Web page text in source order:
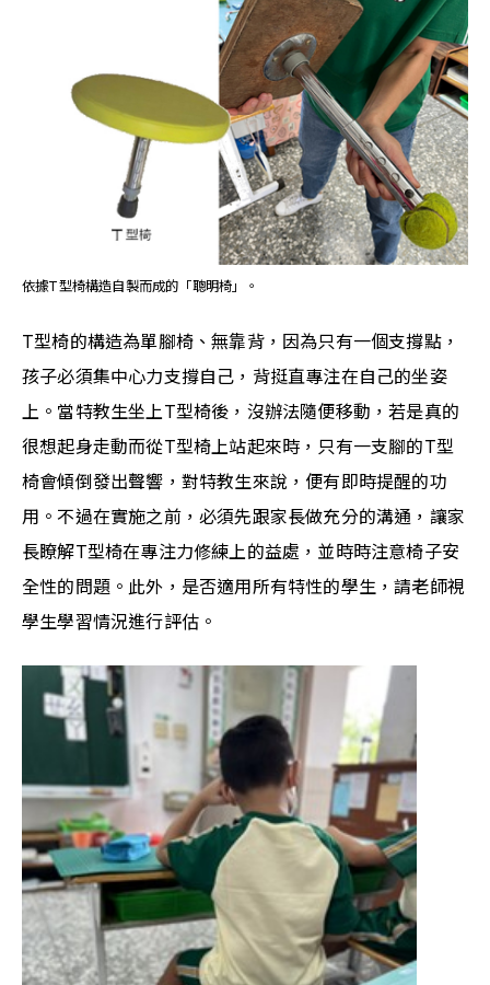
依據T型椅構造自製而成的「聰明椅」。
T型椅的構造為單腳椅、無靠背，因為只有一個支撐點，
孩子必須集中心力支撐自己，背挺直專注在自己的坐姿
上。當特教生坐上T型椅後，沒辦法隨便移動，若是真的
很想起身走動而從T型椅上站起來時，只有一支腳的T型
椅會傾倒發出聲響，對特教生來說，便有即時提醒的功
用。不過在實施之前，必須先跟家長做充分的溝通，讓家
長瞭解T型椅在專注力修練上的益處，並時時注意椅子安
全性的問題。此外，是否適用所有特性的學生，請老師視
學生學習情況進行評估。